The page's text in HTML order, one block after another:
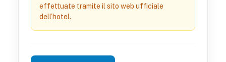
effettuate tramite il sito web ufficiale
dell’hotel.